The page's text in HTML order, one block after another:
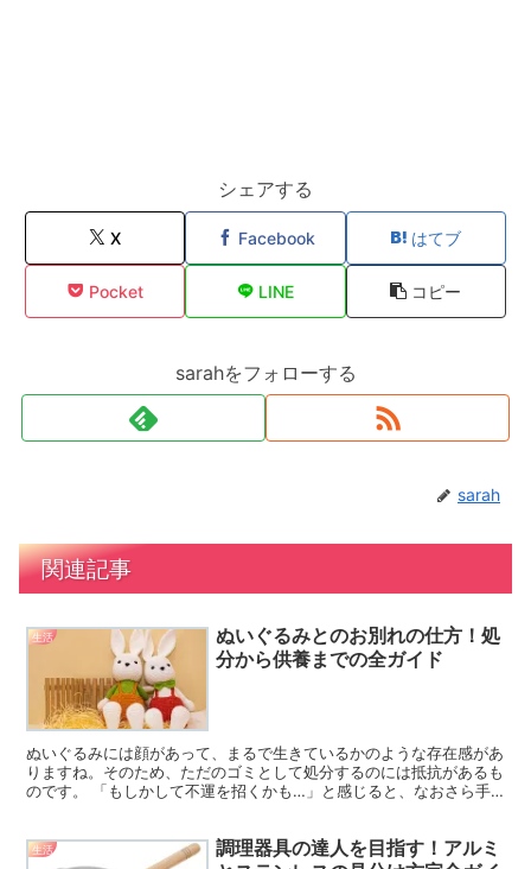
シェアする
X Facebook はてブ
Pocket LINE コピー
sarahをフォローする
sarah
関連記事
生活
ぬいぐるみとのお別れの仕方！処
分から供養までの全ガイド
ぬいぐるみには顔があって、まるで生きているかのような存在感があ
りますね。そのため、ただのゴミとして処分するのには抵抗があるも
のです。 「もしかして不運を招くかも…」と感じると、なおさら手
生活
調理器具の達人を目指す！アルミ